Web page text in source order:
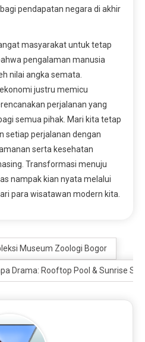
pendapatan negara di akhir
masyarakat untuk tetap
pengalaman manusia
nilai angka semata.
justru memicu
perjalanan yang
semua pihak. Mari kita tetap
setiap perjalanan dengan
serta kesehatan
Transformasi menuju
nampak kian nyata melalui
para wisatawan modern kita.
Museum Zoologi Bogor
Drama: Rooftop Pool & Sunrise